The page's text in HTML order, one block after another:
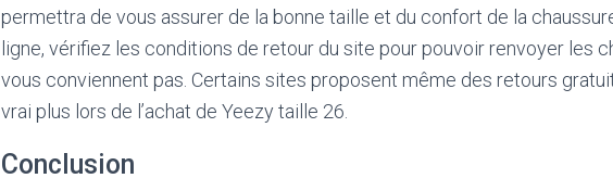
permettra de vous assurer de la bonne taille et du confort de la
ligne, vérifiez les conditions de retour du site pour pouvoir renvoyer les
vous conviennent pas. Certains sites proposent même des retours
vrai plus lors de l’achat de Yeezy taille 26.
Conclusion